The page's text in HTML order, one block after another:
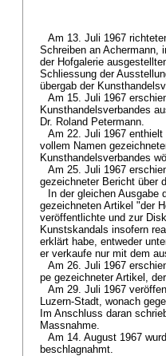
Am 13. Juli 1967
Schreiben an Achermann,
der Hofgalerie
Schliessung der
übergab der
Am 15. Juli 1967
Kunsthandelsverbandes
Dr. Roland Petermann.
Am 22. Juli 1967
vollem Namen
Kunsthandelsverbandes
Am 25. Juli 1967
gezeichneter Bericht über
In der gleichen
gezeichneten Artikel "der
veröffentlichte und zur
Kunstskandals insofern
erklärt habe, entweder
er verkaufe nur mit dem
Am 26. Juli 1967
pe gezeichneter Artikel,
Am 29. Juli 1967
Luzern-Stadt, wonach
Im Anschluss daran
Massnahme.
Am 14. August 1967
beschlagnahmt.